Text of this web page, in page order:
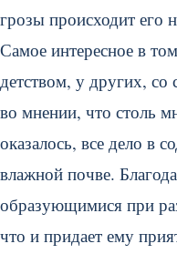
грозы происходит его
Самое интересное в
детством, у других, со
во мнении, что столь
оказалось, все дело в
влажной почве.
образующимися при
что и придает ему